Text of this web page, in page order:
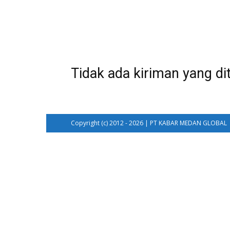
Tidak ada kiriman yang
Copyright (c) 2012 - 2026 | PT KABAR MEDAN GLOBAL